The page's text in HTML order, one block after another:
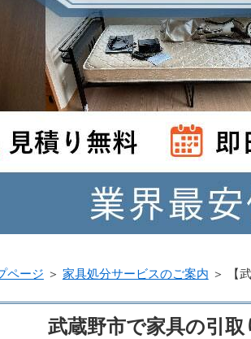
ページ ＞ 家具処分サービスのご案内 ＞ 【
武蔵野市で家具の引取